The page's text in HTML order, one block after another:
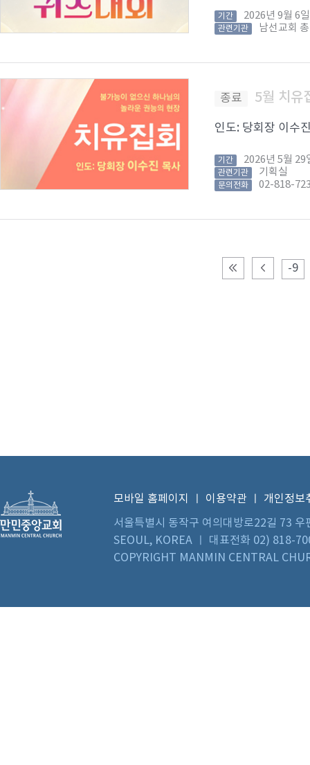
기간 2026년 9월 6
관련기관 남선교회
종료 5월 치유
인도: 당회장 이수
기간 2026년 5월 29
관련기관 기획실
문의전화 02-818-
-9
모바일 홈페이지 이용약관
개인정보
서울특별시 동작구 여의대방로22길 73
SEOUL, KOREA ㅣ 대표전화 02) 818-
COPYRIGHT MANMIN CENTRAL